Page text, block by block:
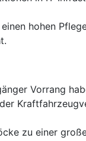
hohen
Vorrang
zu einer